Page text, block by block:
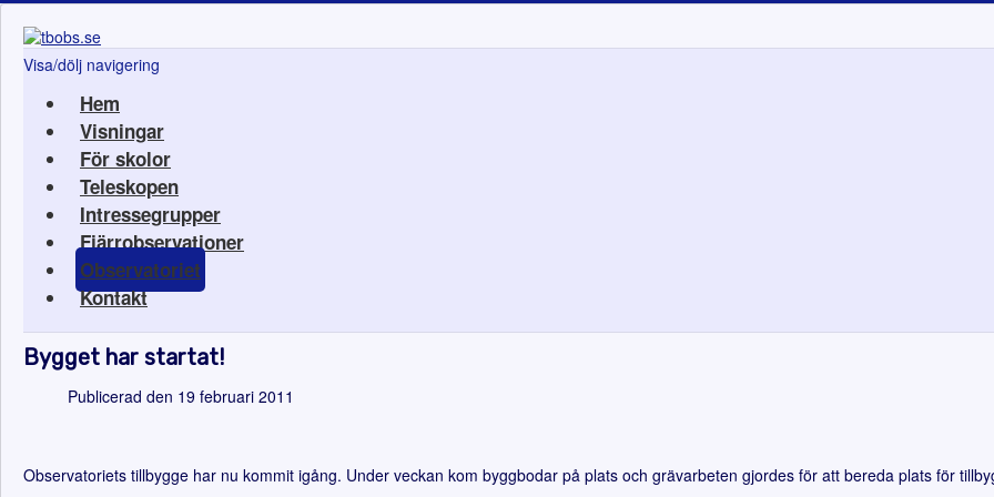
Visa/dölj navigering
Hem
Visningar
För skolor
Teleskopen
Intressegrupper
Fjärrobservationer
Observatoriet
Kontakt
Bygget har startat!
Publicerad den 19 februari 2011
Observatoriets tillbygge har nu kommit igång. Under veckan kom byggbodar på plats och grävarbeten gjordes för att bereda plats för